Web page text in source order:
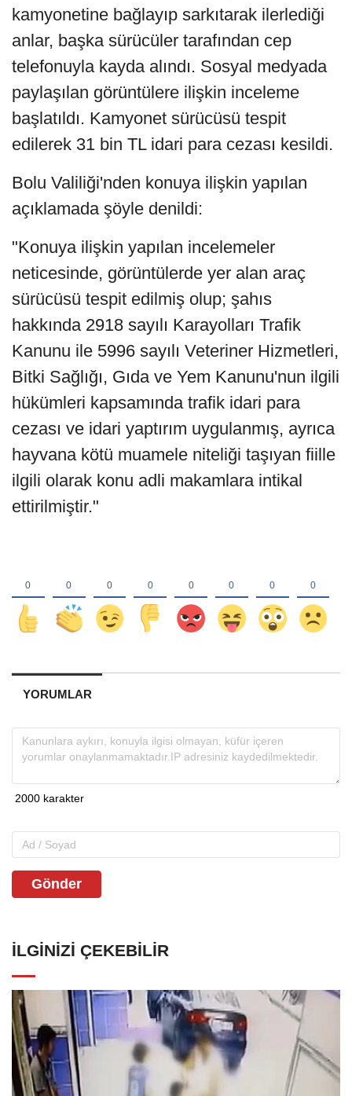
kamyonetine bağlayıp sarkıtarak ilerlediği
anlar, başka sürücüler tarafından cep
telefonuyla kayda alındı. Sosyal medyada
paylaşılan görüntülere ilişkin inceleme
başlatıldı. Kamyonet sürücüsü tespit
edilerek 31 bin TL idari para cezası kesildi.
Bolu Valiliği'nden konuya ilişkin yapılan
açıklamada şöyle denildi:
"Konuya ilişkin yapılan incelemeler
neticesinde, görüntülerde yer alan araç
sürücüsü tespit edilmiş olup; şahıs
hakkında 2918 sayılı Karayolları Trafik
Kanunu ile 5996 sayılı Veteriner Hizmetleri,
Bitki Sağlığı, Gıda ve Yem Kanunu'nun ilgili
hükümleri kapsamında trafik idari para
cezası ve idari yaptırım uygulanmış, ayrıca
hayvana kötü muamele niteliği taşıyan fiille
ilgili olarak konu adli makamlara intikal
ettirilmiştir."
YORUMLAR
Gönder
İLGINIZI ÇEKEBILIR